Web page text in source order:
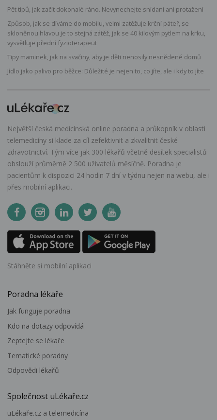
Pět tipů, jak začít dokonalé ráno. Nevynechejte snídani ani protažení
Způsob, jak se díváme do mobilu, velmi zatěžuje krční páteř, se
skloněnou hlavou je to stejná zátěž, jak se 40 kilovým pytlem na krku,
vysvětluje přední fyzioterapeut
Tipy maminek, jak na svačiny, aby je děti nenosily nesnědené domů
Jídlo jako palivo pro běžce: Důležité je nejen to, co jíte, ale i kdy to jíte
Největší česká medicínská online poradna a průkopník v oblasti
telemedicíny si klade za cíl zefektivnit a zkvalitnit české
zdravotnictví. Tým více jak 300 lékařů včetně desítek specialistů
obslouží průměrně 2 500 uživatelů měsíčně. Poradna je
pacientům k dispozici 24 hodin 7 dní v týdnu nejen na webu, ale i
přes mobilní aplikaci.
Stáhněte si mobilní aplikaci
Poradna lékaře
Jak funguje poradna
Kdo na dotazy odpovídá
Zeptejte se lékaře
Tematické poradny
Odpovědi lékařů
Společnost uLékaře.cz
uLékaře.cz a telemedicína